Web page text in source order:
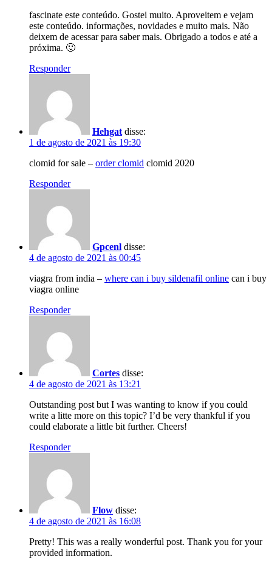
fascinate este conteúdo. Gostei muito. Aproveitem e vejam
este conteúdo. informações, novidades e muito mais. Não
deixem de acessar para saber mais. Obrigado a todos e até a
próxima. 🙂
Responder
Hehgat disse:
1 de agosto de 2021 às 19:30
clomid for sale – order clomid clomid 2020
Responder
Gpcenl disse:
4 de agosto de 2021 às 00:45
viagra from india – where can i buy sildenafil online can i buy
viagra online
Responder
Cortes disse:
4 de agosto de 2021 às 13:21
Outstanding post but I was wanting to know if you could
write a litte more on this topic? I’d be very thankful if you
could elaborate a little bit further. Cheers!
Responder
Flow disse:
4 de agosto de 2021 às 16:08
Pretty! This was a really wonderful post. Thank you for your
provided information.